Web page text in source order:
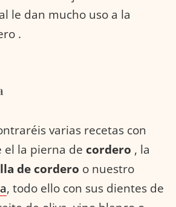
le dan mucho uso a la
.
varias recetas con
el la pierna de cordero , la
de cordero o nuestro
, todo ello con sus dientes de